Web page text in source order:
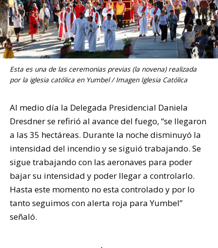
Esta es una de las ceremonias previas (la novena) realizada
por la iglesia católica en Yumbel / Imagen Iglesia Católica
Al medio día la Delegada Presidencial Daniela
Dresdner se refirió al avance del fuego, “se llegaron
a las 35 hectáreas. Durante la noche disminuyó la
intensidad del incendio y se siguió trabajando. Se
sigue trabajando con las aeronaves para poder
bajar su intensidad y poder llegar a controlarlo.
Hasta este momento no esta controlado y por lo
tanto seguimos con alerta roja para Yumbel”
señaló.